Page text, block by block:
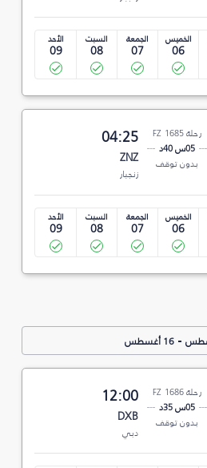
الخميس
06
الجمعة
07
السبت
08
الأحد
09
رحلة FZ 1685
05س 40د
بدون توقف
04:25
ZNZ
زنجبار
الخميس
06
الجمعة
07
السبت
08
الأحد
09
-16 أغسطس
رحلة FZ 1686
05س 35د
بدون توقف
12:00
DXB
دبي